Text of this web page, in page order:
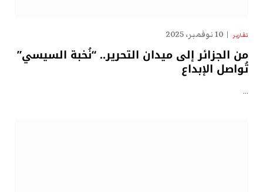
تقارير 10 نوفمبر، 2025
من الجزائر إلى ميدان التحرير.. “نُخبة السيسي”
تُواصل الإبداع
…